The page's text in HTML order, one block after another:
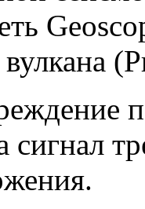
сигнал